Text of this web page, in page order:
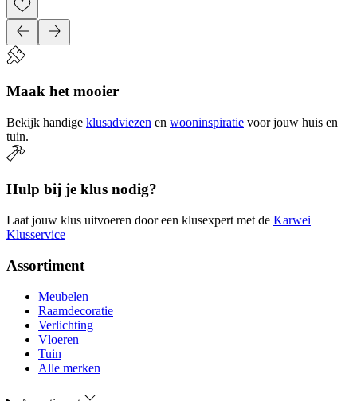
Maak het mooier
Bekijk handige klusadviezen en wooninspiratie voor jouw huis en
tuin.
Hulp bij je klus nodig?
Laat jouw klus uitvoeren door een klusexpert met de Karwei
Klusservice
Assortiment
Meubelen
Raamdecoratie
Verlichting
Vloeren
Tuin
Alle merken